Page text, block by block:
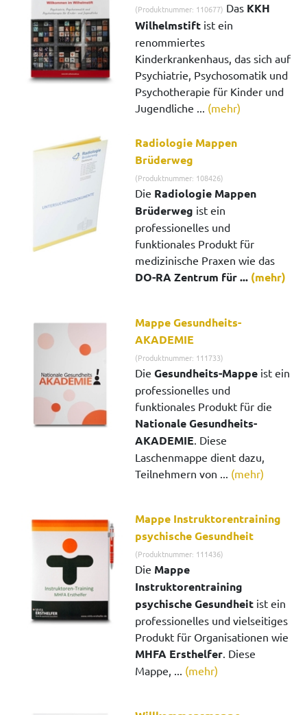
(Produktnummer: 110677) Das KKH
Wilhelmstift ist ein
renommiertes
Kinderkrankenhaus, das sich auf
Psychiatrie, Psychosomatik und
Psychotherapie für Kinder und
Jugendliche ... (mehr)
Radiologie Mappen
Brüderweg
(Produktnummer: 108426)
Die Radiologie Mappen
Brüderweg ist ein
professionelles und
funktionales Produkt für
medizinische Praxen wie das
DO-RA Zentrum für ... (mehr)
Mappe Gesundheits-
AKADEMIE
(Produktnummer: 111733)
DieGesundheits-Mappe ist ein
professionelles und
funktionales Produkt für die
Nationale Gesundheits-
AKADEMIE. Diese
Laschenmappe dient dazu,
Teilnehmern von ... (mehr)
Mappe Instruktorentraining
psychische Gesundheit
(Produktnummer: 111436)
Die Mappe
Instruktorentraining
psychische Gesundheit ist ein
professionelles und vielseitiges
Produkt für Organisationen wie
MHFA Ersthelfer. Diese
Mappe, ... (mehr)